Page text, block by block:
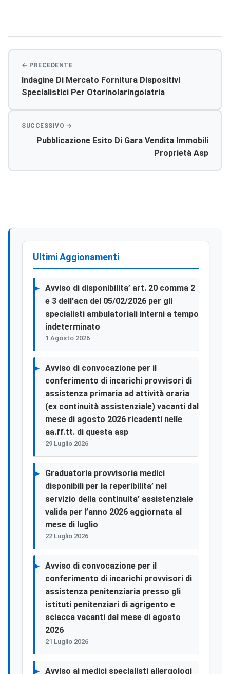
Indagine Di Mercato Fornitura Dispositivi
Specialistici Per Otorinolaringoiatria
Pubblicazione Esito Di Gara Vendita Immobili
Proprietà Asp
Ultimi Aggionamenti
Avviso di disponibilita’ art. 20 comma 2
e 3 dell’acn del 05/02/2026 per gli
specialisti ambulatoriali interni a tempo
indeterminato
1 Agosto 2026
Avviso di convocazione per il
conferimento di incarichi provvisori di
assistenza primaria ad attività oraria
(ex continuità assistenziale) vacanti dal
mese di agosto 2026 ricadenti nelle
aa.ff.tt. di questa asp
29 Luglio 2026
Graduatoria provvisoria medici
disponibili per la reperibilita’ nel
servizio della continuita’ assistenziale
valida per l’anno 2026 aggiornata al
mese di luglio
22 Luglio 2026
Avviso di convocazione per il
conferimento di incarichi provvisori di
assistenza penitenziaria presso gli
istituti penitenziari di agrigento e
sciacca vacanti dal mese di agosto
2026
21 Luglio 2026
Avviso ai medici specialisti allergologi